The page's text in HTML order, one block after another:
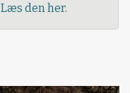
Læs den her.